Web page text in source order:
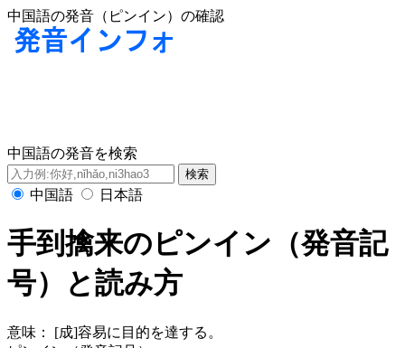
中国語の発音（ピンイン）の確認
中国語の発音を検索
中国語 日本語
手到擒来のピンイン（発音記
号）と読み方
意味：
[成]容易に目的を達する。